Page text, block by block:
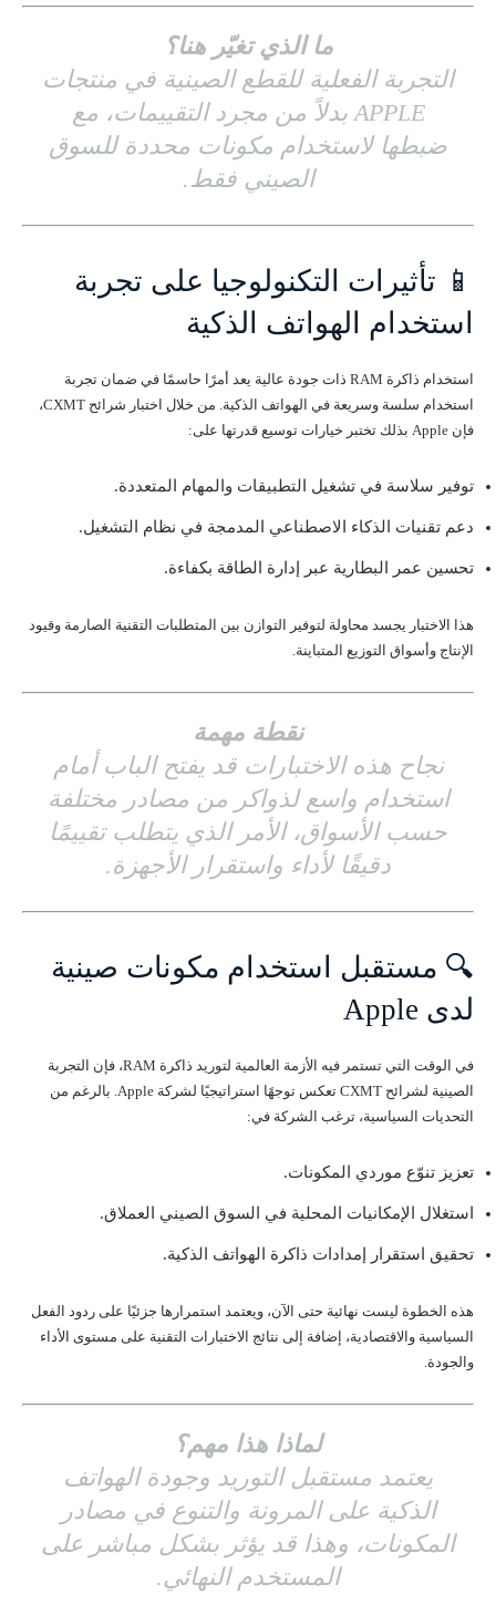
ما الذي تغيّر هنا؟
التجربة الفعلية للقطع الصينية في منتجات
APPLE بدلاً من مجرد التقييمات، مع
ضبطها لاستخدام مكونات محددة للسوق
الصيني فقط.
📱 تأثيرات التكنولوجيا على تجربة
استخدام الهواتف الذكية
استخدام ذاكرة RAM ذات جودة عالية يعد أمرًا حاسمًا في ضمان تجربة
استخدام سلسة وسريعة في الهواتف الذكية. من خلال اختبار شرائح CXMT،
فإن Apple بذلك تختبر خيارات توسيع قدرتها على:
توفير سلاسة في تشغيل التطبيقات والمهام المتعددة.
دعم تقنيات الذكاء الاصطناعي المدمجة في نظام التشغيل.
تحسين عمر البطارية عبر إدارة الطاقة بكفاءة.
هذا الاختبار يجسد محاولة لتوفير التوازن بين المتطلبات التقنية الصارمة وقيود
الإنتاج وأسواق التوزيع المتباينة.
نقطة مهمة
نجاح هذه الاختبارات قد يفتح الباب أمام
استخدام واسع لذواكر من مصادر مختلفة
حسب الأسواق، الأمر الذي يتطلب تقييمًا
دقيقًا لأداء واستقرار الأجهزة.
🔍 مستقبل استخدام مكونات صينية
لدى Apple
في الوقت التي تستمر فيه الأزمة العالمية لتوريد ذاكرة RAM، فإن التجربة
الصينية لشرائح CXMT تعكس توجهًا استراتيجيًا لشركة Apple. بالرغم من
التحديات السياسية، ترغب الشركة في:
تعزيز تنوّع موردي المكونات.
استغلال الإمكانيات المحلية في السوق الصيني العملاق.
تحقيق استقرار إمدادات ذاكرة الهواتف الذكية.
هذه الخطوة ليست نهائية حتى الآن، ويعتمد استمرارها جزئيًا على ردود الفعل
السياسية والاقتصادية، إضافة إلى نتائج الاختبارات التقنية على مستوى الأداء
والجودة.
لماذا هذا مهم؟
يعتمد مستقبل التوريد وجودة الهواتف
الذكية على المرونة والتنوع في مصادر
المكونات، وهذا قد يؤثر بشكل مباشر على
المستخدم النهائي.